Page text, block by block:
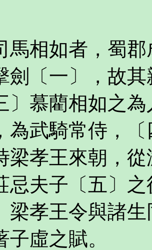
如者，蜀郡成
劍〔一〕，故
〕慕藺相如之
為武騎常侍，
梁孝王來朝，
忌夫子〔五〕
梁孝王令與諸
子虛之賦。